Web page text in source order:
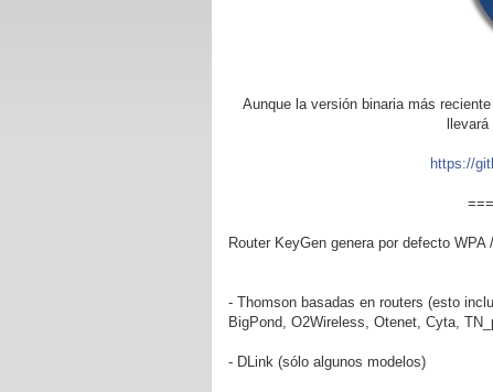
Aunque la versión binaria más
https://
Router KeyGen genera por defecto
- Thomson basadas en routers (esto
BigPond, O2Wireless, Otenet, Cyta,
- DLink (sólo algunos modelos)